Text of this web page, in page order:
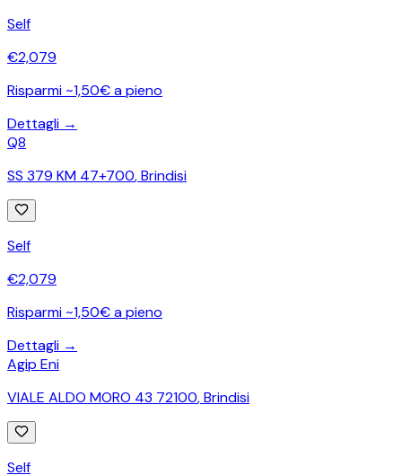
Self
€2,079
Risparmi ~1,50€ a pieno
Dettagli →
Q8
SS 379 KM 47+700,Brindisi
Self
€2,079
Risparmi ~1,50€ a pieno
Dettagli →
Agip Eni
VIALE ALDO MORO 43 72100,Brindisi
Self